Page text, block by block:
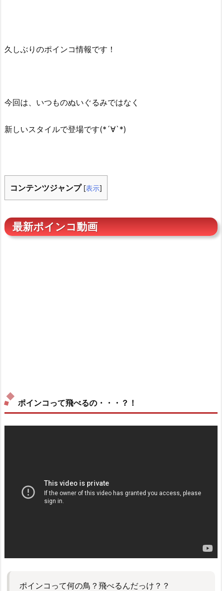
久しぶりのポインコ情報です！
今回は、いつものぬいぐるみではなく
新しいスタイルで登場です(*´∀`*)
コンテンツジャンプ [表示]
最新ポインコ動画
ポインコって飛べるの・・・？！
ポインコって何の鳥？飛べるんだっけ？？